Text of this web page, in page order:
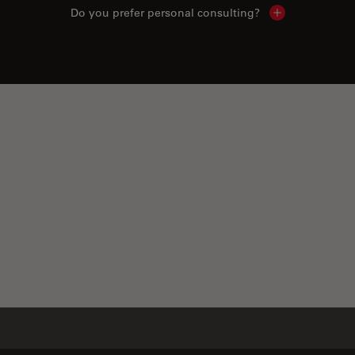
Do you prefer personal consulting? Show local